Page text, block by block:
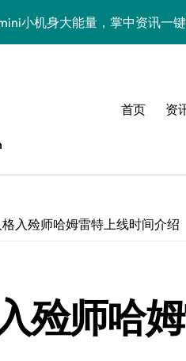
小机身大能量，掌中资讯一键
震撼来袭！创新科技亮点，一
抢先揭秘！手机管家带你
裂！定制主题潮翻全场
场，解锁手机美颜新境界！
登场，时尚旗舰新体验！
TriFold：三屏折叠新境界，掌
首页 资
入殓师哈姆雷特上线时间介绍
殓师哈